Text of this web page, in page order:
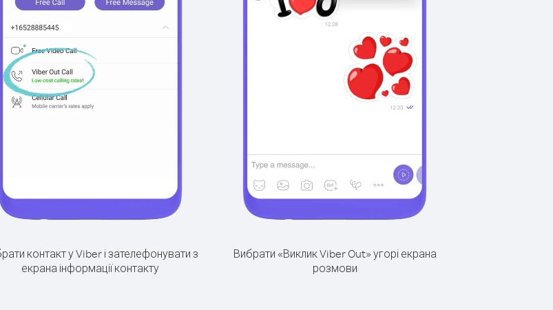
контакт у Viber і зателефонувати з
екрана інформації контакту
Вибрати «Виклик Viber Out» угорі екрана
розмови